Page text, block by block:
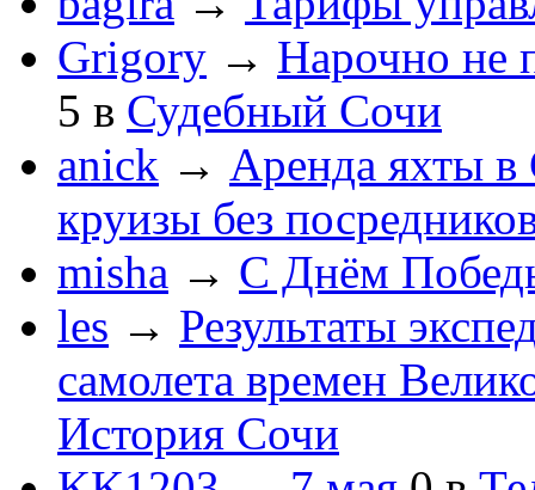
Grigory → Нарочно не
5 в Судебный Сочи
anick → Аренда яхты в
круизы без
misha → С Днём
les → Результаты
самолета времен
История Сочи